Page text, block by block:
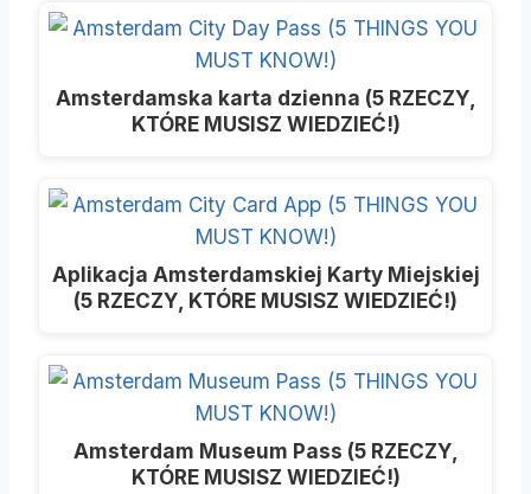
Amsterdamska karta dzienna (5 RZECZY,
KTÓRE MUSISZ WIEDZIEĆ!)
Aplikacja Amsterdamskiej Karty Miejskiej
(5 RZECZY, KTÓRE MUSISZ WIEDZIEĆ!)
Amsterdam Museum Pass (5 RZECZY,
KTÓRE MUSISZ WIEDZIEĆ!)